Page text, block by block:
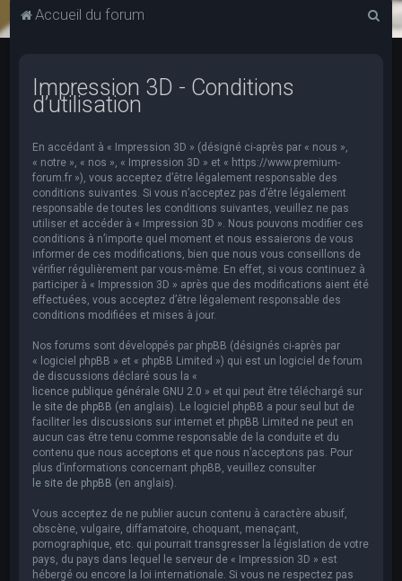
Accueil du forum
Impression 3D - Conditions
d’utilisation
En accédant à « Impression 3D » (désigné ci-après par « nous »,
« notre », « nos », « Impression 3D » et « https://www.premium-
forum.fr »), vous acceptez d’être légalement responsable des
conditions suivantes. Si vous n’acceptez pas d’être légalement
responsable de toutes les conditions suivantes, veuillez ne pas
utiliser et accéder à « Impression 3D ». Nous pouvons modifier ces
conditions à n’importe quel moment et nous essaierons de vous
informer de ces modifications, bien que nous vous conseillons de
vérifier régulièrement par vous-même. En effet, si vous continuez à
participer à « Impression 3D » après que des modifications aient été
effectuées, vous acceptez d’être légalement responsable des
conditions modifiées et mises à jour.
Nos forums sont développés par phpBB (désignés ci-après par
« logiciel phpBB » et « phpBB Limited ») qui est un logiciel de forum
de discussions déclaré sous la «
licence publique générale GNU 2.0 » et qui peut être téléchargé sur
le site de phpBB (en anglais). Le logiciel phpBB a pour seul but de
faciliter les discussions sur internet et phpBB Limited ne peut en
aucun cas être tenu comme responsable de la conduite et du
contenu que nous acceptons et que nous n’acceptons pas. Pour
plus d’informations concernant phpBB, veuillez consulter
le site de phpBB (en anglais).
Vous acceptez de ne publier aucun contenu à caractère abusif,
obscène, vulgaire, diffamatoire, choquant, menaçant,
pornographique, etc. qui pourrait transgresser la législation de votre
pays, du pays dans lequel le serveur de « Impression 3D » est
hébergé ou encore la loi internationale. Si vous ne respectez pas